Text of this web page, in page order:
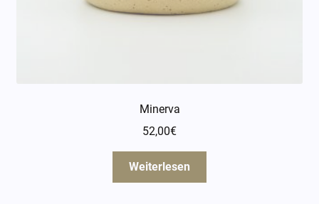
Minerva
52,00€
Weiterlesen